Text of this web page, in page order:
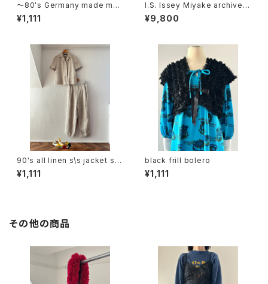
〜80's Germany made me
dical dress
¥1,111
I.S. Issey Miyake archive c
otton lace cardigan
¥9,800
90's all linen s\s jacket set
up
¥1,111
black frill bolero
¥1,111
その他の商品